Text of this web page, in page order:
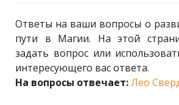
ФОРУМ
БЛОГ
ПОДАТЬ ЗАЯВКУ
Ответы на ваши вопросы о
пути в Магии. На этой
задать вопрос или
интересующего вас ответа.
На вопросы отвечает:Лео